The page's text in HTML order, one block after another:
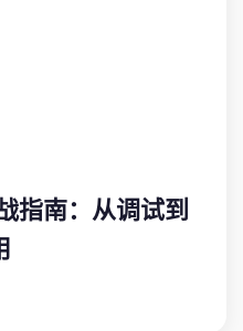
指南：从调试到